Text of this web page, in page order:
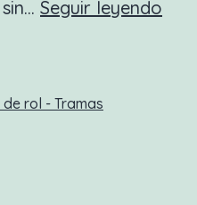
Seguir leyendo
de rol - Tramas